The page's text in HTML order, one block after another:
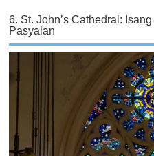
6. St. John’s Cathedral:
Pasyalan